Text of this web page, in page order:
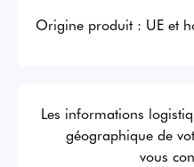
Origine produit : UE et
Les informations
géographique de
vous